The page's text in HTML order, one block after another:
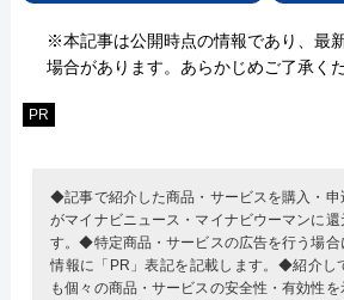
※本記事は公開時点の情報であり、最
場合があります。あらかじめご了承くだ
PR
◆記事で紹介した商品・サービスを購入・申
がマイナビニュース・マイナビウーマンに還
す。◆特定商品・サービスの広告を行う場合
情報に「PR」表記を記載します。◆紹介し
も個々の商品・サービスの安全性・有効性